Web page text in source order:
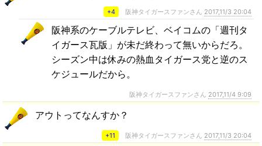
+4 阪神タイガースファンさん 2017,11/3 20:04
阪神系のケーブルテレビ、ベイコムの「週刊タ
イガース瓦版」が未だ終わって無いからだろ。
シーズン中は休みの熱血タイガース党と逆のス
ケジュールだから。
阪神タイガースファンさん 2017,11/4 9:09
アウトってなんすか？
+11 阪神タイガースファンさん 2017,11/3 20:04